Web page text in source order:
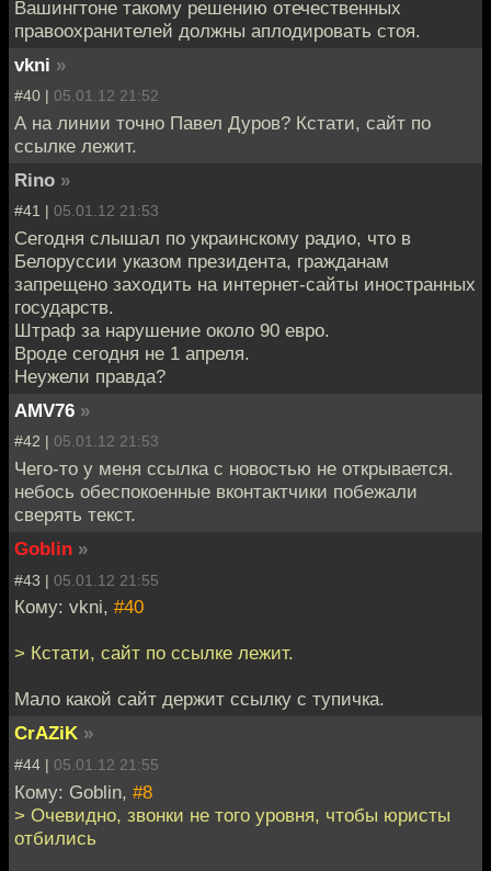
Вашингтоне такому решению отечественных
правоохранителей должны аплодировать стоя.
vkni »
#40 | 05.01.12 21:52
А на линии точно Павел Дуров? Кстати, сайт по
ссылке лежит.
Rino »
#41 | 05.01.12 21:53
Сегодня слышал по украинскому радио, что в
Белоруссии указом президента, гражданам
запрещено заходить на интернет-сайты иностранных
государств.
Штраф за нарушение около 90 евро.
Вроде сегодня не 1 апреля.
Неужели правда?
AMV76 »
#42 | 05.01.12 21:53
Чего-то у меня ссылка с новостью не открывается.
небось обеспокоенные вконтактчики побежали
сверять текст.
Goblin »
#43 | 05.01.12 21:55
Кому: vkni, #40
> Кстати, сайт по ссылке лежит.
Мало какой сайт держит ссылку с тупичка.
CrAZiK »
#44 | 05.01.12 21:55
Кому: Goblin, #8
> Очевидно, звонки не того уровня, чтобы юристы
отбились